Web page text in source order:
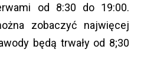
od 8:30 do 19:00.
zobaczyć najwięcej
będą trwały od 8;30